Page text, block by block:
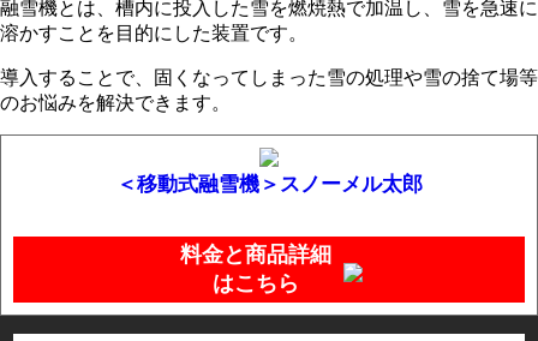
融雪機とは、槽内に投入した雪を燃焼熱で加温し、雪を急速に
溶かすことを目的にした装置です。
導入することで、固くなってしまった雪の処理や雪の捨て場等
のお悩みを解決できます。
＜移動式融雪機＞スノーメル太郎
料金と商品詳細
はこちら